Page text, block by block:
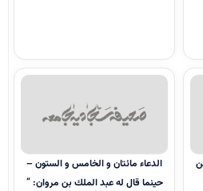
الدعاء مائتان و الخامس و الستون –
حينما قال له عبد الملك بن مروان: ”